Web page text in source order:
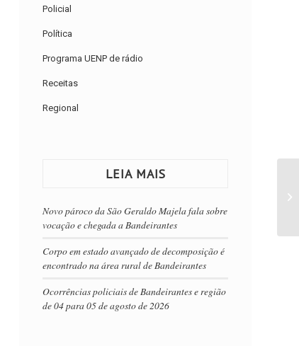
Policial
Política
Programa UENP de rádio
Receitas
Regional
LEIA MAIS
Novo pároco da São Geraldo Majela fala sobre
vocação e chegada a Bandeirantes
Corpo em estado avançado de decomposição é
encontrado na área rural de Bandeirantes
Ocorrências policiais de Bandeirantes e região
de 04 para 05 de agosto de 2026